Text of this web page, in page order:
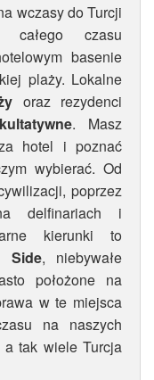
wczasy do Turcji
całego czasu
basenie
plaży. Lokalne
oraz rezydenci
. Masz
hotel i poznać
wybierać. Od
poprzez
delfinariach i
kierunki to
Side, niebywałe
położone na
w te miejsca
na naszych
a tak wiele Turcja